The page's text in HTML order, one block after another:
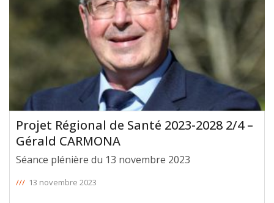
Projet Régional de Santé 2023-2028 2/4 –
Gérald CARMONA
Séance plénière du 13 novembre 2023
/// 13 novembre 2023